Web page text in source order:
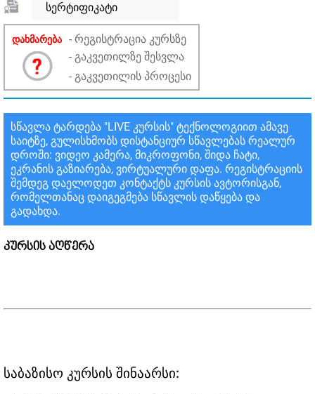
სერტიფიკატი
დახმარება
- რეგისტრაცია კურსზე
- გაკვეთილზე შესვლა
- გაკვეთილის პროცესი
სწავლა ტარდება "LIVE კურსის" ტექნოლოგიით ამავე
საიტზე, გულისხმობს დისტანციურ სწავლებას რეალურ
დროში: ვიდეო კამერა, მიკროფონი, შიდა ჩატი,
ეკრანის გაზიარება, ვირტუალური დაფა. რეგისტრაციის
შემდეგ დაელოდეთ კონტაქტს კურსის ავტორისგან,
რომელთანაც დაიგეგმება სწავლის დაწყება და
გადახდა.
კურსის აღწერა
საბაზისო კურსის შინაარსი: